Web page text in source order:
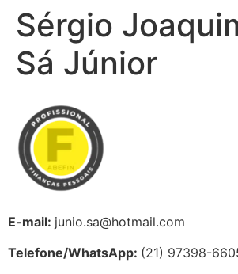
Sérgio
Sá Júnior
E-mail: junio.sa@hotmail.com
Telefone/WhatsApp: (21) 97398-